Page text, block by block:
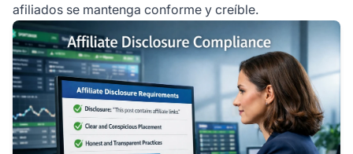
afiliados se mantenga conforme y creíble.